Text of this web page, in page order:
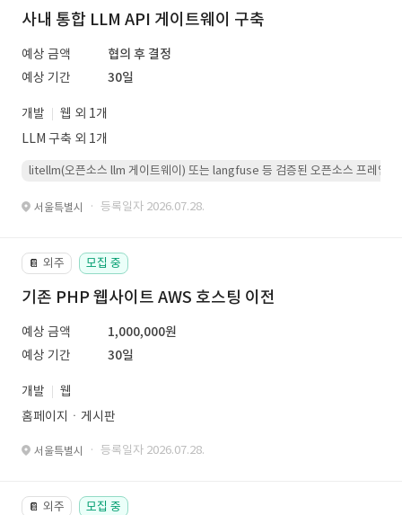
사내 통합 LLM API 게이트웨이 구축
예상 금액
협의 후 결정
예상 기간
30일
개발
웹 외 1개
LLM 구축 외 1개
litellm(오픈소스 llm 게이트웨이) 또는 langfuse 등 검증된 오픈소스 프레임워
서울특별시 · 등록일자 2026.07.28.
📔 외주 모집 중
기존 PHP 웹사이트 AWS 호스팅 이전
예상 금액
1,000,000원
예상 기간
30일
개발
웹
홈페이지ㆍ게시판
서울특별시 · 등록일자 2026.07.28.
📔 외주 모집 중